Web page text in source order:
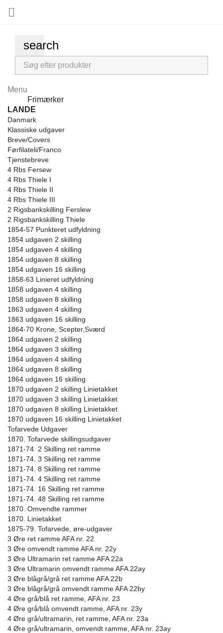

search
Menu
Frimærker
LANDE
Danmark
Klassiske udgaver
Breve/Covers
Førfilateli/Franco
Tjenstebreve
4 Rbs Fersew
4 Rbs Thiele I
4 Rbs Thiele II
4 Rbs Thiele III
2 Rigsbankskilling Ferslew
2 Rigsbankskilling Thiele
1854-57 Punkteret udfyldning
1854 udgaven 2 skilling
1854 udgaven 4 skilling
1854 udgaven 8 skilling
1854 udgaven 16 skilling
1858-63 Linieret udfyldning
1858 udgaven 4 skilling
1858 udgaven 8 skilling
1863 udgaven 4 skilling
1863 udgaven 16 skilling
1864-70 Krone, Scepter,Sværd
1864 udgaven 2 skilling
1864 udgaven 3 skilling
1864 udgaven 4 skilling
1864 udgaven 8 skilling
1864 udgaven 16 skilling
1870 udgaven 2 skilling Linietakket
1870 udgaven 3 skilling Linietakket
1870 udgaven 8 skilling Linietakket
1870 udgaven 16 skilling Linietakket
Tofarvede Udgaver
1870. Tofarvede skillingsudgaver
1871-74. 2 Skilling ret ramme
1871-74. 3 Skilling ret ramme
1871-74. 8 Skilling ret ramme
1871-74. 4 Skilling ret ramme
1871-74. 16 Skilling ret ramme
1871-74. 48 Skilling ret ramme
1870. Omvendte rammer
1870. Linietakket
1875-79. Tofarvede, øre-udgaver
3 Øre ret ramme AFA nr. 22
3 Øre omvendt ramme AFA nr. 22y
3 Øre Ultramarin ret ramme AFA 22a
3 Øre Ultramarin omvendt ramme AFA 22ay
3 Øre blågrå/grå ret ramme AFA 22b
3 Øre blågrå/grå omvendt ramme AFA 22by
4 Øre grå/blå ret ramme, AFA nr. 23
4 Øre grå/blå omvendt ramme, AFA nr. 23y
4 Øre grå/ultramarin, ret ramme, AFA nr. 23a
4 Øre grå/ultramarin, omvendt ramme, AFA nr. 23ay